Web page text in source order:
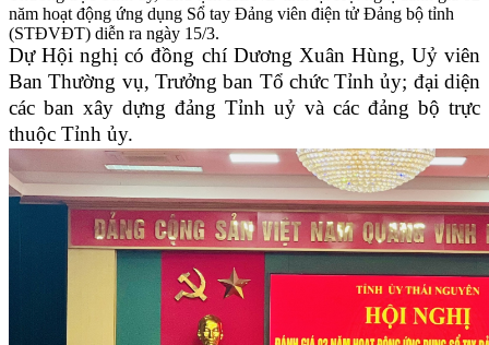
năm hoạt động ứng dụng Sổ tay Đảng viên điện tử Đảng bộ tỉnh
(STĐVĐT) diễn ra ngày 15/3.
Dự Hội nghị có đồng chí Dương Xuân Hùng, Uỷ viên
Ban Thường vụ, Trưởng ban Tổ chức Tỉnh ủy; đại diện
các ban xây dựng đảng Tỉnh uỷ và các đảng bộ trực
thuộc Tỉnh ủy.